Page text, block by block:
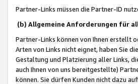
Partner-Links müssen die Partner-ID
(b) Allgemeine Anforderungen für
Partner-Links können von Ihnen erstellt
Arten von Links nicht eignet, haben Sie
Gestaltung und Platzierung aller Links,
auch Ihnen von uns bereitgestellte)
können. Sie dürfen Kunden nicht dazu